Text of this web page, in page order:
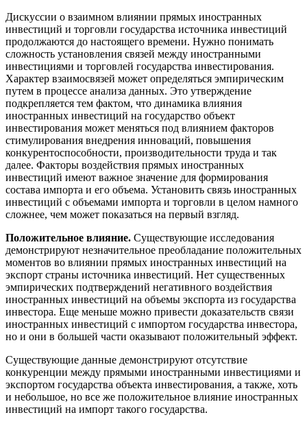
Дискуссии о взаимном влиянии прямых иностранных
инвестиций и торговли государства источника инвестиций
продолжаются до настоящего времени. Нужно понимать
сложность установления связей между иностранными
инвестициями и торговлей государства инвестирования.
Характер взаимосвязей может определяться эмпирическим
путем в процессе анализа данных. Это утверждение
подкрепляется тем фактом, что динамика влияния
иностранных инвестиций на государство объект
инвестирования может меняться под влиянием факторов
стимулирования внедрения инноваций, повышения
конкурентоспособности, производительности труда и так
далее. Факторы воздействия прямых иностранных
инвестиций имеют важное значение для формирования
состава импорта и его объема. Установить связь иностранных
инвестиций с объемами импорта и торговли в целом намного
сложнее, чем может показаться на первый взгляд.
Положительное влияние. Существующие исследования
демонстрируют незначительное преобладание положительных
моментов во влиянии прямых иностранных инвестиций на
экспорт страны источника инвестиций. Нет существенных
эмпирических подтверждений негативного воздействия
иностранных инвестиций на объемы экспорта из государства
инвестора. Еще меньше можно привести доказательств связи
иностранных инвестиций с импортом государства инвестора,
но и они в большей части оказывают положительный эффект.
Существующие данные демонстрируют отсутствие
конкуренции между прямыми иностранными инвестициями и
экспортом государства объекта инвестирования, а также, хоть
и небольшое, но все же положительное влияние иностранных
инвестиций на импорт такого государства.